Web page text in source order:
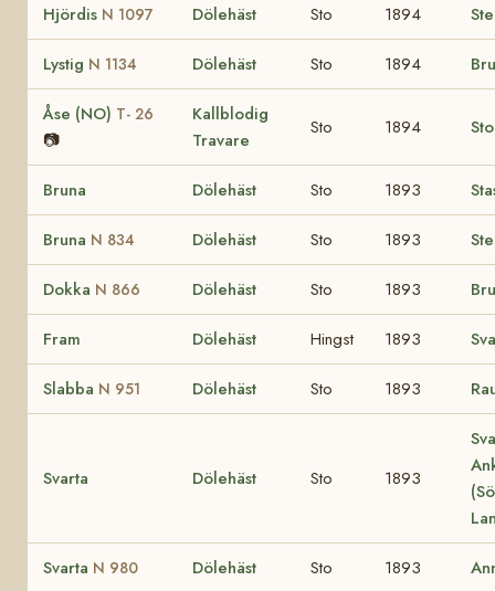
Hjördis N 1097 Dölehäst Sto 1894
Lystig N 1134 Dölehäst Sto 1894
Åse (NO) T- 26
📷
Kallblodig
Travare
Sto 1894 Sto
Bruna Dölehäst Sto 1893
Bruna N 834 Dölehäst Sto 1893
Dokka N 866 Dölehäst Sto 1893
Fram Dölehäst Hingst 1893
Slabba N 951 Dölehäst Sto 1893
Svarta Dölehäst Sto 1893
Svarta N 980 Dölehäst Sto 1893